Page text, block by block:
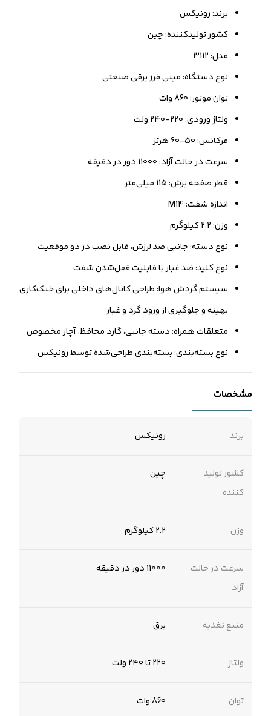
برند: رونیکس
کشور تولیدکننده: چین
مدل: 3112
نوع دستگاه: مینی فرز برقی صنعتی
توان موتور: 860 وات
ولتاژ ورودی: 220-240 ولت
فرکانس: 50-60 هرتز
سرعت در حالت آزاد: 11000 دور در دقیقه
قطر صفحه برش: 115 میلی‌متر
اندازه شفت: M14
وزن: 2.2 کیلوگرم
نوع دسته: جانبی ضد لرزش، قابل نصب در دو موقعیت
نوع کلید: ضد غبار با قابلیت قفل‌شدن شفت
سیستم گردش هوا: طراحی کانال‌های داخلی برای خنک‌کاری
بهینه و جلوگیری از ورود گرد و غبار
متعلقات همراه: دسته جانبی، گارد محافظ، آچار مخصوص
نوع بسته‌بندی: بسته‌بندی طراحی‌شده توسط رونیکس
مشخصات
برند رونیکس
کشور تولید
کننده
چین
وزن 2.2 کیلوگرم
سرعت در حالت
آزاد
11000 دور در دقیقه
منبع تغذیه برق
ولتاژ ۲۲۰ تا ۲۴۰ ولت
توان 860 وات